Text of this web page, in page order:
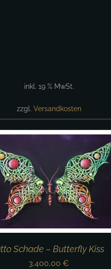
inkl. 19 % MwSt.
zzgl. Versandkosten
Schade – Butterfly Kiss
3.400,00 €
IN DEN WARENKORB / DETAILS